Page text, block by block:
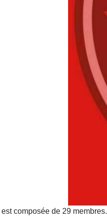
est composée de 29 membres.